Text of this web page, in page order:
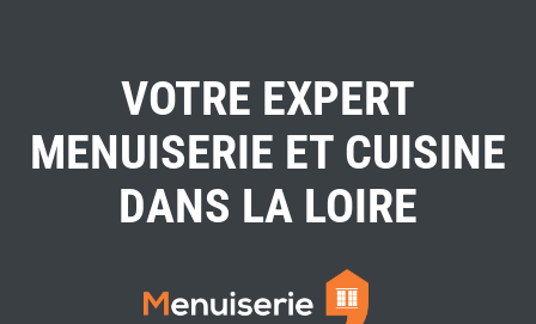
VOTRE EXPERT
MENUISERIE ET CUISINE
DANS LA LOIRE